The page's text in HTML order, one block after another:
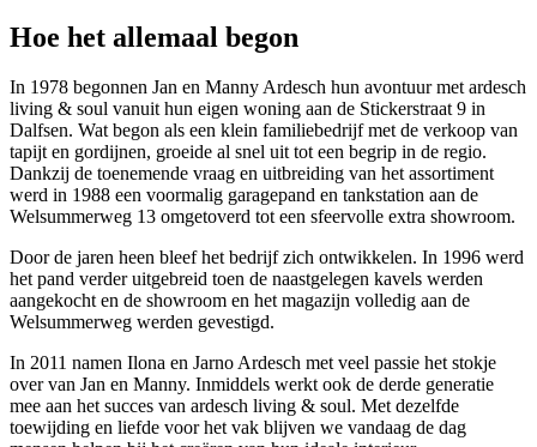
Hoe het allemaal begon
In 1978 begonnen Jan en Manny Ardesch hun avontuur met ardesch
living & soul vanuit hun eigen woning aan de Stickerstraat 9 in
Dalfsen. Wat begon als een klein familiebedrijf met de verkoop van
tapijt en gordijnen, groeide al snel uit tot een begrip in de regio.
Dankzij de toenemende vraag en uitbreiding van het assortiment
werd in 1988 een voormalig garagepand en tankstation aan de
Welsummerweg 13 omgetoverd tot een sfeervolle extra showroom.
Door de jaren heen bleef het bedrijf zich ontwikkelen. In 1996 werd
het pand verder uitgebreid toen de naastgelegen kavels werden
aangekocht en de showroom en het magazijn volledig aan de
Welsummerweg werden gevestigd.
In 2011 namen Ilona en Jarno Ardesch met veel passie het stokje
over van Jan en Manny. Inmiddels werkt ook de derde generatie
mee aan het succes van ardesch living & soul. Met dezelfde
toewijding en liefde voor het vak blijven we vandaag de dag